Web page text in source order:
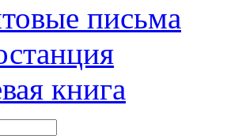
письма
книга